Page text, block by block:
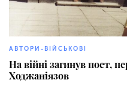
АВТОРИ-ВІЙСЬКОВІ
На війні загинув поет,
Ходжаніязов